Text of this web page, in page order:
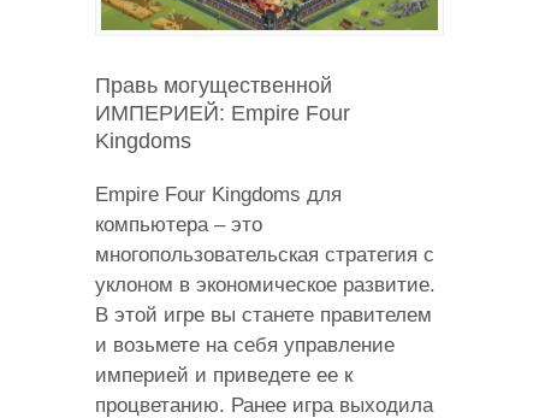
Правь могущественной
ИМПЕРИЕЙ: Empire Four
Kingdoms
Empire Four Kingdoms для
компьютера – это
многопользовательская стратегия с
уклоном в экономическое развитие.
В этой игре вы станете правителем
и возьмете на себя управление
империей и приведете ее к
процветанию. Ранее игра выходила